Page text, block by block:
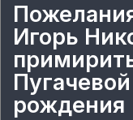
Игорь
рождения